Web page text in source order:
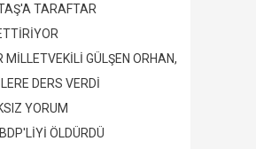
TARAFTAR
MİLLETVEKİLİ GÜLŞEN ORHAN,
DERS VERDİ
YORUM
ÖLDÜRDÜ